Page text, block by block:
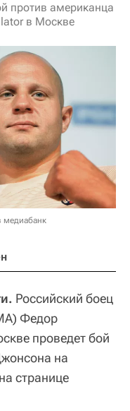
против американца
в Москве
медиабанк
Российский боец
Федор
проведет бой
на
странице